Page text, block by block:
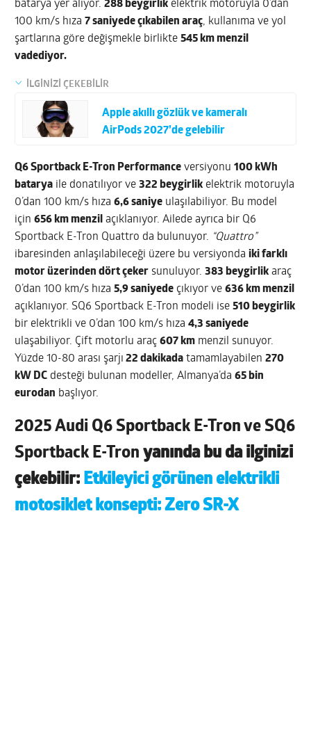
batarya yer alıyor.288 beygirlik elektrik motoruyla 0’dan
100 km/s hıza7 saniyede çıkabilen araç, kullanıma ve yol
şartlarına göre değişmekle birlikte545 km menzil
vadediyor.
İLGİNİZİ ÇEKEBİLİR
Apple akıllı gözlük ve kameralı
AirPods 2027’de gelebilir
Q6 Sportback E-Tron Performance versiyonu100 kWh
batarya ile donatılıyor ve322 beygirlik elektrik motoruyla
0’dan 100 km/s hıza6,6 saniye ulaşılabiliyor. Bu model
için656 km menzil açıklanıyor. Ailede ayrıca bir Q6
Sportback E-Tron Quattro da bulunuyor. “Quattro”
ibaresinden anlaşılabileceği üzere bu versiyondaiki farklı
motor üzerinden dört çeker sunuluyor.383 beygirlik araç
0’dan 100 km/s hıza5,9 saniyede çıkıyor ve636 km menzil
açıklanıyor. SQ6 Sportback E-Tron modeli ise510 beygirlik
bir elektrikli ve 0’dan 100 km/s hıza4,3 saniyede
ulaşabiliyor. Çift motorlu araç607 km menzil sunuyor.
Yüzde 10-80 arası şarjı 22 dakikada tamamlayabilen270
kW DC desteği bulunan modeller, Almanya’da65 bin
eurodan başlıyor.
2025 Audi Q6 Sportback E-Tron ve SQ6
Sportback E-Tronyanında bu da ilginizi
çekebilir: Etkileyici görünen elektrikli
motosiklet konsepti: Zero SR-X